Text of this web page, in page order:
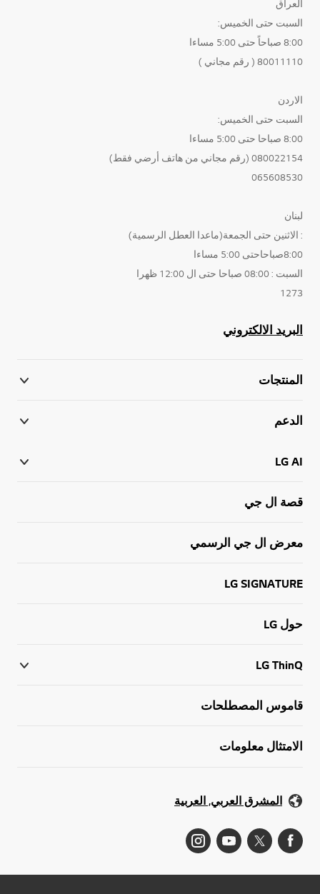
العراق
السبت حتى الخميس:
8:00 صباحاً حتى 5:00 مساءا
80011110 ( رقم مجاني )
الاردن
السبت حتى الخميس:
8:00 صباحا حتى 5:00 مساءا
080022154 (رقم مجاني من هاتف أرضي فقط)
065608530
لبنان
: الاثنين حتى الجمعة(ماعدا العطل الرسمية)
8:00صباحاحتى 5:00 مساءا
السبت : 08:00 صباحا حتى ال 12:00 ظهرا
1273
البريد الالكتروني
المنتجات
الدعم
LG AI
قصة ال جي
معرض ال جي الرسمي
LG SIGNATURE
حول LG
LG ThinQ
قاموس المصطلحات
الامتثال معلومات
المشرق العربي, العربية